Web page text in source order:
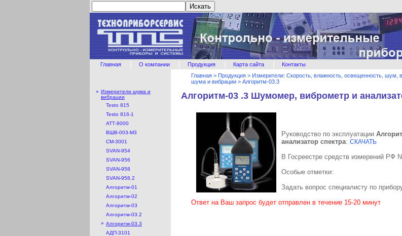
Главная О компании Продукция Карта сайта Контакты
» Измерители шума и
вибрации
Testo 815
Testo 816-1
АТТ-9000
ВШВ-003-М3
СМ-3001
SVAN-954
SVAN-956
SVAN-958
SVAN-958.2
Алгоритм-01
Алгоритм-02
Алгоритм-03
Алгоритм-03.2
» Алгоритм-03.3
АДП-3101
Главная > Продукция > Измерители: Скорость, влажность, освещенность, шум,
шума и вибрации > Алгоритм-03.3
Алгоритм-03 .3 Шумомер, виброметр и
Руководство по эксплуатации
анализатор спектра: СКАЧАТЬ
В Госреестре средств измерений РФ
Особые отметки:
Задать вопрос специалисту по
Ответ на Ваш запрос будет отправлен в течение 15-20 минут